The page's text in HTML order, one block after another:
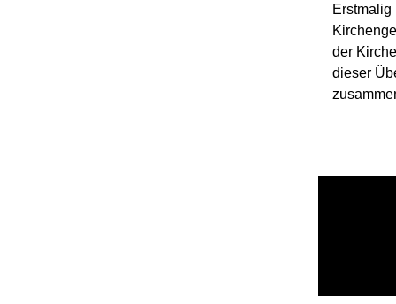
der
dieser